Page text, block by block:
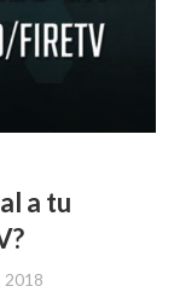
a tu
2018